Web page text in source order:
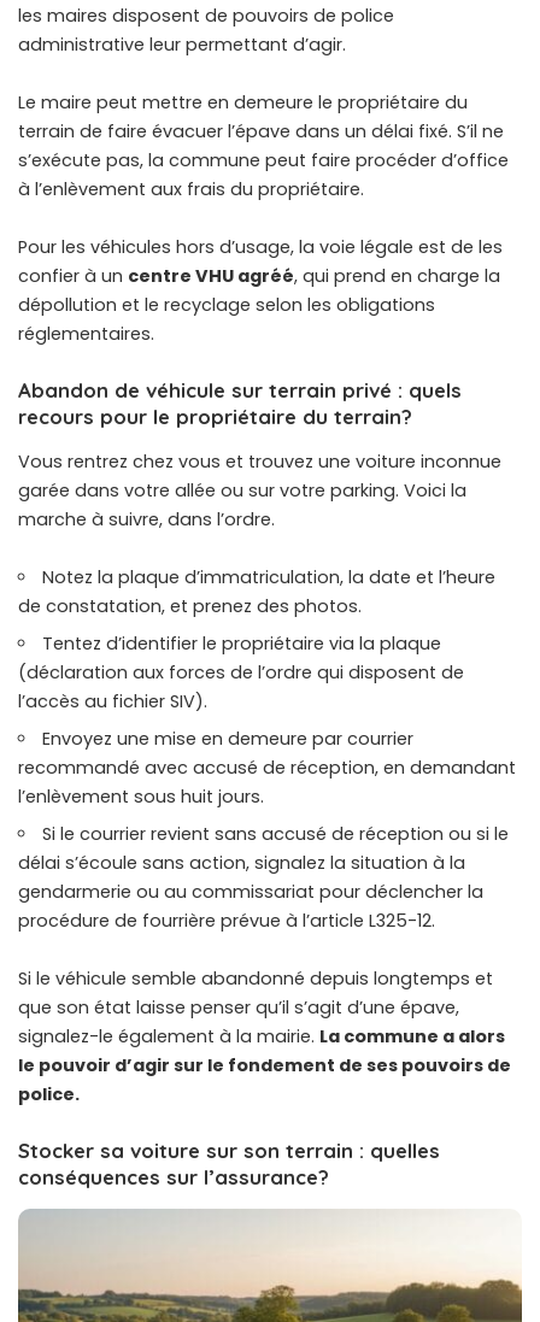
les maires disposent de pouvoirs de police
administrative leur permettant d’agir.
Le maire peut mettre en demeure le propriétaire du
terrain de faire évacuer l’épave dans un délai fixé. S’il ne
s’exécute pas, la commune peut faire procéder d’office
à l’enlèvement aux frais du propriétaire.
Pour les véhicules hors d’usage, la voie légale est de les
confier à un centre VHU agréé, qui prend en charge la
dépollution et le recyclage selon les obligations
réglementaires.
Abandon de véhicule sur terrain privé : quels
recours pour le propriétaire du terrain?
Vous rentrez chez vous et trouvez une voiture inconnue
garée dans votre allée ou sur votre parking. Voici la
marche à suivre, dans l’ordre.
Notez la plaque d’immatriculation, la date et l’heure
de constatation, et prenez des photos.
Tentez d’identifier le propriétaire via la plaque
(déclaration aux forces de l’ordre qui disposent de
l’accès au fichier SIV).
Envoyez une mise en demeure par courrier
recommandé avec accusé de réception, en demandant
l’enlèvement sous huit jours.
Si le courrier revient sans accusé de réception ou si le
délai s’écoule sans action, signalez la situation à la
gendarmerie ou au commissariat pour déclencher la
procédure de fourrière prévue à l’article L325-12.
Si le véhicule semble abandonné depuis longtemps et
que son état laisse penser qu’il s’agit d’une épave,
signalez-le également à la mairie. La commune a alors
le pouvoir d’agir sur le fondement de ses pouvoirs de
police.
Stocker sa voiture sur son terrain : quelles
conséquences sur l’assurance?